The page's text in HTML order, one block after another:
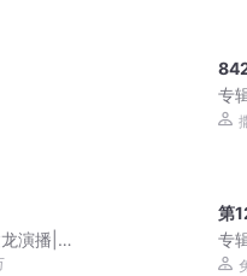
专
圣
演播|全
第
专
听